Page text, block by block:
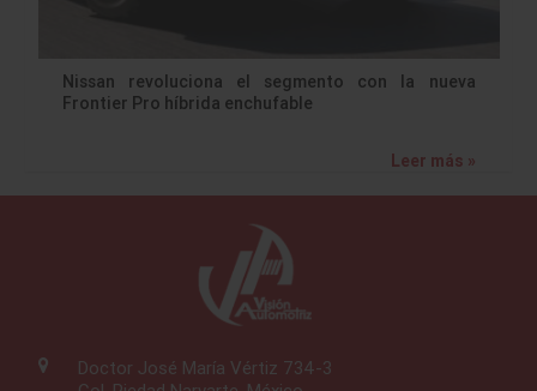
Nissan revoluciona el segmento con la nueva
Frontier Pro híbrida enchufable
Leer más »
Doctor José María Vértiz 734-3